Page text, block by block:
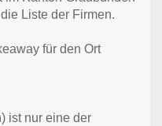
Liste der Firmen.
für den Ort
ist nur eine der